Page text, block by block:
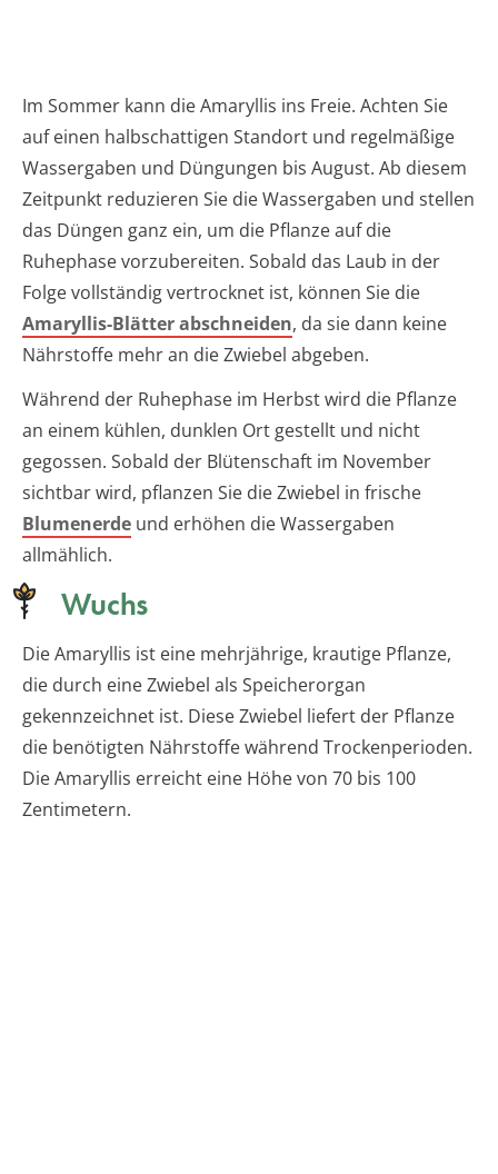
Im Sommer kann die Amaryllis ins Freie. Achten Sie
auf einen halbschattigen Standort und regelmäßige
Wassergaben und Düngungen bis August. Ab diesem
Zeitpunkt reduzieren Sie die Wassergaben und stellen
das Düngen ganz ein, um die Pflanze auf die
Ruhephase vorzubereiten. Sobald das Laub in der
Folge vollständig vertrocknet ist, können Sie die
Amaryllis-Blätter abschneiden, da sie dann keine
Nährstoffe mehr an die Zwiebel abgeben.
Während der Ruhephase im Herbst wird die Pflanze
an einem kühlen, dunklen Ort gestellt und nicht
gegossen. Sobald der Blütenschaft im November
sichtbar wird, pflanzen Sie die Zwiebel in frische
Blumenerde und erhöhen die Wassergaben
allmählich.
Wuchs
Die Amaryllis ist eine mehrjährige, krautige Pflanze,
die durch eine Zwiebel als Speicherorgan
gekennzeichnet ist. Diese Zwiebel liefert der Pflanze
die benötigten Nährstoffe während Trockenperioden.
Die Amaryllis erreicht eine Höhe von 70 bis 100
Zentimetern.